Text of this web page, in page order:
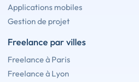
Applications mobiles
Gestion de projet
Freelance par villes
Freelance à Paris
Freelance à Lyon